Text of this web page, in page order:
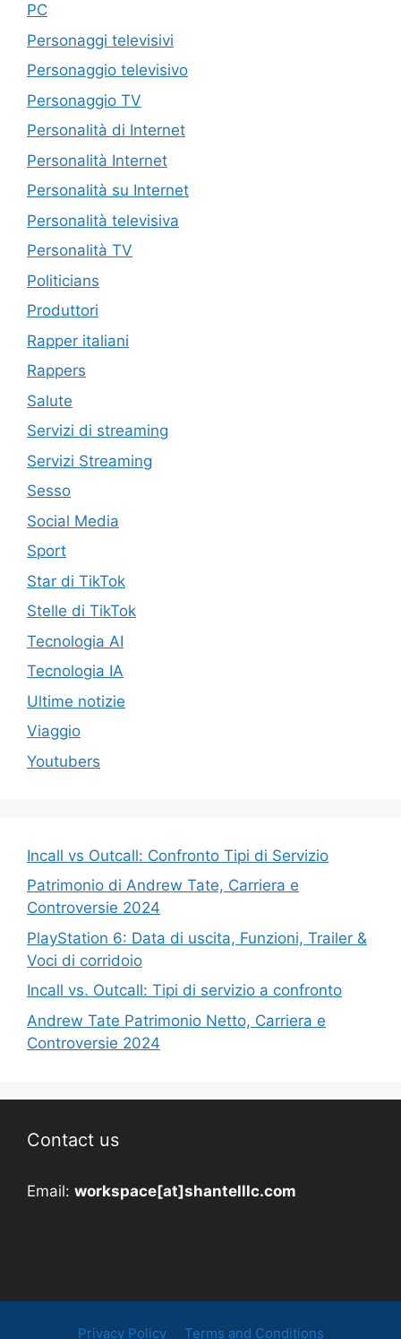
PC
Personaggi televisivi
Personaggio televisivo
Personaggio TV
Personalità di Internet
Personalità Internet
Personalità su Internet
Personalità televisiva
Personalità TV
Politicians
Produttori
Rapper italiani
Rappers
Salute
Servizi di streaming
Servizi Streaming
Sesso
Social Media
Sport
Star di TikTok
Stelle di TikTok
Tecnologia AI
Tecnologia IA
Ultime notizie
Viaggio
Youtubers
Incall vs Outcall: Confronto Tipi di Servizio
Patrimonio di Andrew Tate, Carriera e
Controversie 2024
PlayStation 6: Data di uscita, Funzioni, Trailer &
Voci di corridoio
Incall vs. Outcall: Tipi di servizio a confronto
Andrew Tate Patrimonio Netto, Carriera e
Controversie 2024
Contact us
Email: workspace[at]shantelllc.com
Privacy Policy Terms and Conditions